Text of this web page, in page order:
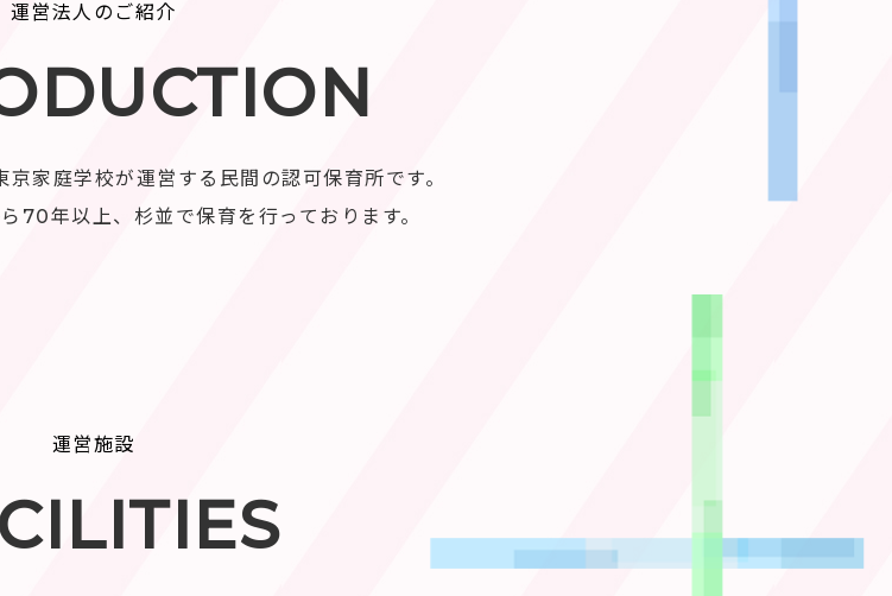
運営法人のご紹介
家庭学校が運営する民間の認可保育所です。
70年以上、杉並で保育を行っております。
運営施設